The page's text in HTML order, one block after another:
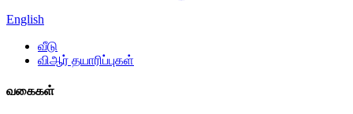
English
வீடு
விஆர் தயாரிப்புகள்
வகைகள்